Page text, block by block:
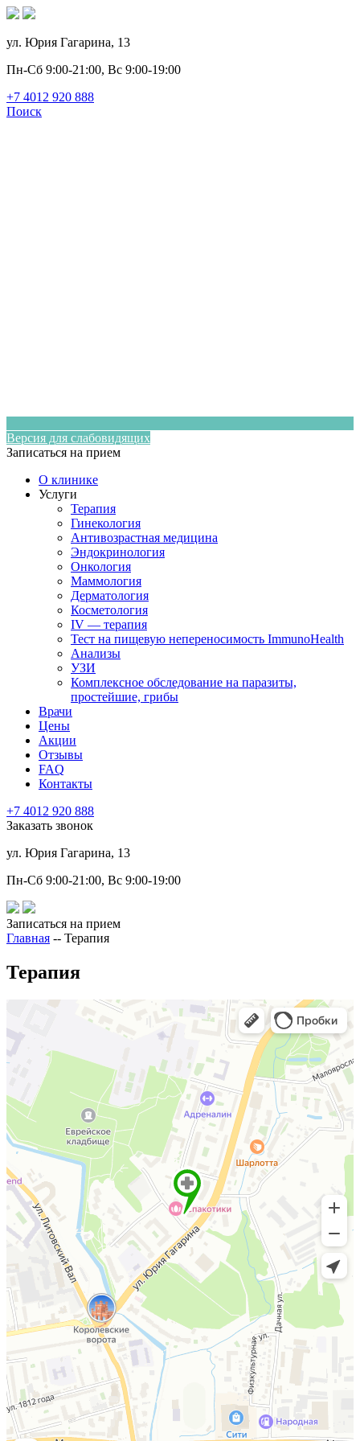
ул. Юрия Гагарина, 13
Пн-Сб 9:00-21:00, Вс 9:00-19:00
+7 4012 920 888
Поиск
Версия для слабовидящих
Записаться на прием
О клинике
Услуги
Терапия
Гинекология
Антивозрастная медицина
Эндокринология
Онкология
Маммология
Дерматология
Косметология
IV — терапия
Тест на пищевую непереносимость ImmunoHealth
Анализы
УЗИ
Комплексное обследование на паразиты,
простейшие, грибы
Врачи
Цены
Акции
Отзывы
FAQ
Контакты
+7 4012 920 888
Заказать звонок
ул. Юрия Гагарина, 13
Пн-Сб 9:00-21:00, Вс 9:00-19:00
Записаться на прием
Главная -- Терапия
Терапия